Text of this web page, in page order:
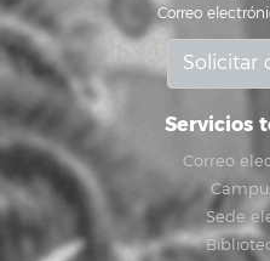
Correo
Solicitar
Servicios
Correo
Sede